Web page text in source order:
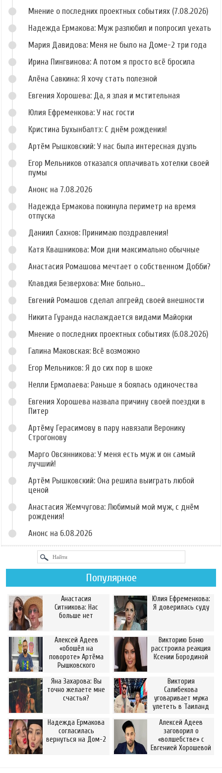
Мнение о последних проектных событиях (7.08.2026)
Надежда Ермакова: Муж разлюбил и попросил уехать
Мария Давидова: Меня не было на Доме-2 три года
Ирина Пингвинова: А потом я просто всё бросила
Алёна Савкина: Я хочу стать полезной
Евгения Хорошева: Да, я злая и мстительная
Юлия Ефременкова: У нас гости
Кристина Бухынбалтэ: С днём рождения!
Артём Рышковский: У нас была интересная дуэль
Егор Мельников отказался оплачивать хотелки своей
пумы
Анонс на 7.08.2026
Надежда Ермакова покинула периметр на время
отпуска
Даниил Сахнов: Принимаю поздравления!
Катя Квашникова: Мои дни максимально обычные
Анастасия Ромашова мечтает о собственном Добби?
Клавдия Безверхова: Мне больно...
Евгений Ромашов сделал апгрейд своей внешности
Никита Гуранда наслаждается видами Майорки
Мнение о последних проектных событиях (6.08.2026)
Галина Маковская: Всё возможно
Егор Мельников: Я до сих пор в шоке
Нелли Ермолаева: Раньше я боялась одиночества
Евгения Хорошева назвала причину своей поездки в
Питер
Артёму Герасимову в пару навязали Веронику
Строгонову
Марго Овсянникова: У меня есть муж и он самый
лучший!
Артём Рышковский: Она решила выиграть любой
ценой
Анастасия Жемчугова: Любимый мой муж, с днём
рождения!
Анонс на 6.08.2026
Популярное
Анастасия
Ситникова: Нас
больше нет
Юлия Ефременкова:
Я доверилась суду
Алексей Адеев
«обошёл на
повороте» Артёма
Рышковского
Викторию Боню
расстроила реакция
Ксении Бородиной
Яна Захарова: Вы
точно желаете мне
счастья?
Виктория
Салибекова
уговаривает мужа
улететь в Таиланд
Надежда Ермакова
согласилась
вернуться на Дом-2
Алексей Адеев
заговорил о
«волшебстве» с
Евгенией Хорошевой